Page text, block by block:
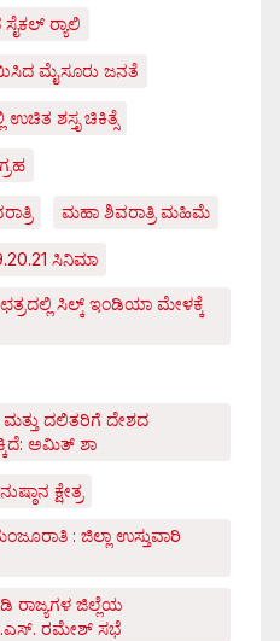
ರ್‍ಯಾಲಿ
ಮೈಸೂರು ಜನತೆ
ಶಸ್ತೃ ಚಿಕಿತ್ಸೆ
ಮಹಾ ಶಿವರಾತ್ರಿ ಮಹಿಮೆ
ಸಿನಿಮಾ
ಸಿಲ್ಕ್ ಇಂಡಿಯಾ ಮೇಳಕ್ಕೆ
ದಲಿತರಿಗೆ ದೇಶದ
ಅಮಿತ್ ಶಾ
ಕ್ಷೇತ್ರ
: ಜಿಲ್ಲಾ ಉಸ್ತುವಾರಿ
ರಾಜ್ಯಗಳ ಜಿಲ್ಲೆಯ
ರಮೇಶ್ ಸಭೆ